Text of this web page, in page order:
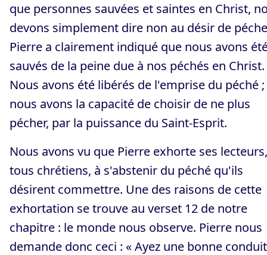
que personnes sauvées et saintes en Christ,
devons simplement dire non au désir de
Pierre a clairement indiqué que nous avons
sauvés de la peine due à nos péchés en Christ.
Nous avons été libérés de l'emprise du péché ;
nous avons la capacité de choisir de ne plus
pécher, par la puissance du Saint-Esprit.
Nous avons vu que Pierre exhorte ses lecteurs,
tous chrétiens, à s'abstenir du péché qu'ils
désirent commettre. Une des raisons de cette
exhortation se trouve au verset 12 de notre
chapitre : le monde nous observe. Pierre nous
demande donc ceci : « Ayez une bonne